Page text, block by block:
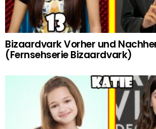
Bizaardvark Vorher und
(Fernsehserie Bizaardvark)